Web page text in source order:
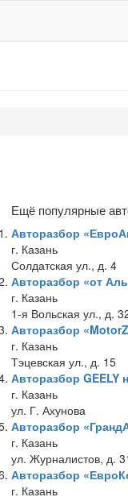
Ещё популярные
Авторазбор
г. Казань
Солдатская ул., д. 4
Авторазбор «от
г. Казань
1-я Вольская ул., д.
Авторазбор
г. Казань
Тэцевская ул., д. 15
Авторазбор GEELY
г. Казань
ул. Г. Ахунова
Авторазбор
г. Казань
ул. Журналистов, д.
Авторазбор
г. Казань